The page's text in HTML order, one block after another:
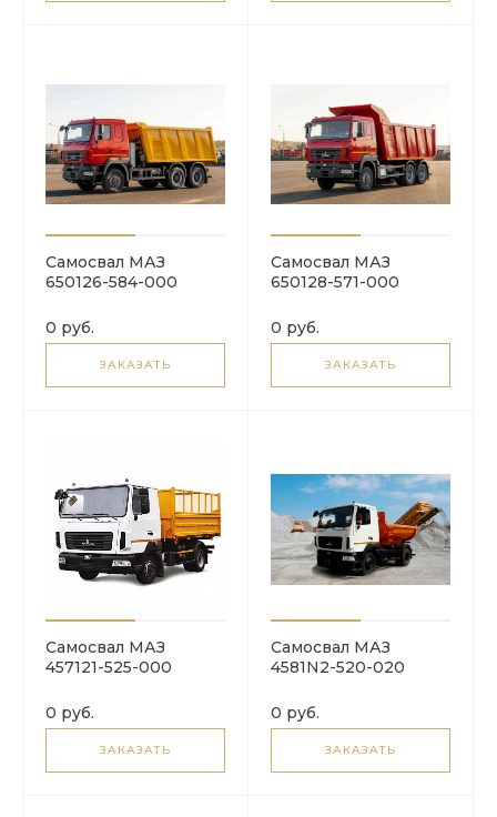
Самосвал МАЗ
650126-584-000
0 руб.
ЗАКАЗАТЬ
Самосвал МАЗ
650128-571-000
0 руб.
ЗАКАЗАТЬ
Самосвал МАЗ
457121-525-000
0 руб.
ЗАКАЗАТЬ
Самосвал МАЗ
4581N2-520-020
0 руб.
ЗАКАЗАТЬ